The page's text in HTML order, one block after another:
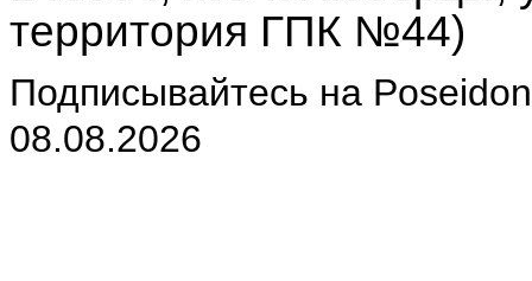
территория ГПК №44)
Подписывайтесь на
08.08.2026